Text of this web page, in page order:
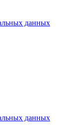
данных
данных